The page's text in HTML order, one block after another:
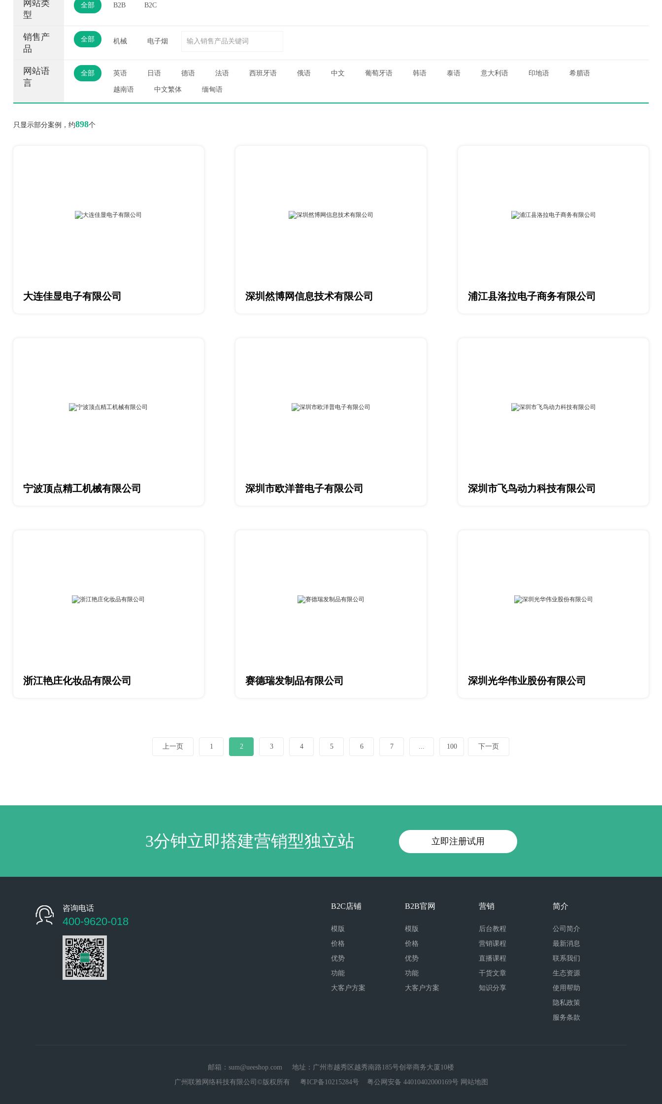
网站类
型
全部 B2B B2C
销售产
品
全部 机械 电子烟
网站语
言
全部 英语 日语 德语 法语 西班牙语 俄语 中文 葡萄牙语 韩语 泰语 意大利语 印地语 希腊语
越南语 中文繁体 缅甸语
只显示部分案例，约898个
大连佳显电子有限公司 深圳然博网信息技术有限公司 浦江县洛拉电子商务有限公司
宁波顶点精工机械有限公司 深圳市欧洋普电子有限公司 深圳市飞鸟动力科技有限公司
浙江艳庄化妆品有限公司 赛德瑞发制品有限公司 深圳光华伟业股份有限公司
上一页 1 2 3 4 5 6 7 ... 100 下一页
3分钟立即搭建营销型独立站 立即注册试用
咨询电话
400-9620-018
B2C店铺
模版
价格
优势
功能
大客户方案
B2B官网
模版
价格
优势
功能
大客户方案
营销
后台教程
营销课程
直播课程
干货文章
知识分享
简介
公司简介
最新消息
联系我们
生态资源
使用帮助
隐私政策
服务条款
邮箱：sum@ueeshop.com 地址：广州市越秀区越秀南路185号创举商务大厦10楼
广州联雅网络科技有限公司©版权所有 粤ICP备10215284号 粤公网安备 44010402000169号 网站地图